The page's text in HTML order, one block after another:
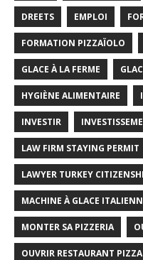
DREETS EMPLOI
FORMATION PIZZAÏOLO
GLACE À LA FERME
HYGIÈNE ALIMENTAIRE
INVESTIR
LAW FIRM STAYING PERMIT
LAWYER TURKEY
MACHINE À GLACE
MONTER SA PIZZERIA
OUVRIR RESTAURANT PIZZA